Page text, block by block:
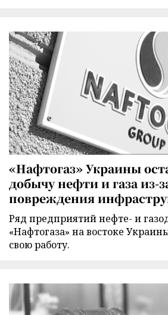
«Нафтогаз» Украины
добычу нефти и газа из-
повреждения
Ряд предприятий нефте- и
«Нафтогаза» на востоке
свою работу.